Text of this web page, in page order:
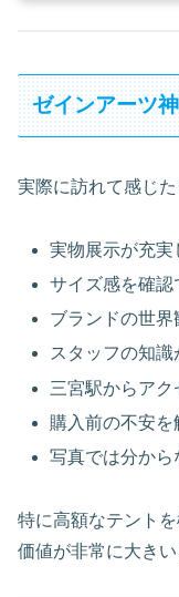
ゼインアーツ
実際に訪れて感じ
実物展示が充実
サイズ感を確認
ブランドの世界
スタッフの知識
三宮駅からアク
購入前の不安を
写真では分から
特に高額なテント
価値が非常に大きい